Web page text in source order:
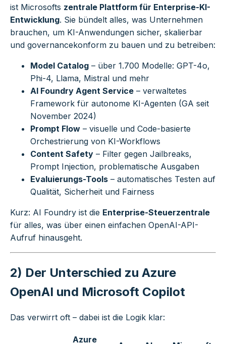
ist Microsofts zentrale Plattform für Enterprise-KI-
Entwicklung. Sie bündelt alles, was Unternehmen
brauchen, um KI-Anwendungen sicher, skalierbar
und governancekonform zu bauen und zu betreiben:
Model Catalog – über 1.700 Modelle: GPT-4o,
Phi-4, Llama, Mistral und mehr
AI Foundry Agent Service – verwaltetes
Framework für autonome KI-Agenten (GA seit
November 2024)
Prompt Flow – visuelle und Code-basierte
Orchestrierung von KI-Workflows
Content Safety – Filter gegen Jailbreaks,
Prompt Injection, problematische Ausgaben
Evaluierungs-Tools – automatisches Testen auf
Qualität, Sicherheit und Fairness
Kurz: AI Foundry ist die Enterprise-Steuerzentrale
für alles, was über einen einfachen OpenAI-API-
Aufruf hinausgeht.
2) Der Unterschied zu Azure
OpenAI und Microsoft Copilot
Das verwirrt oft – dabei ist die Logik klar:
Azure